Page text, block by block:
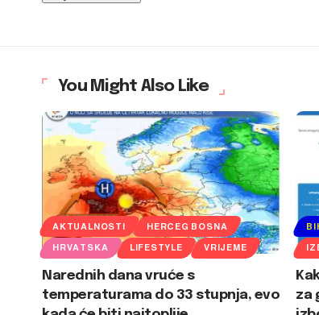
You Might Also Like
AKTUALNOSTI HERCEG BOSNA
HRVATSKA LIFESTYLE VRIJEME
Narednih dana vruće s
temperaturama do 33 stupnja, evo
za